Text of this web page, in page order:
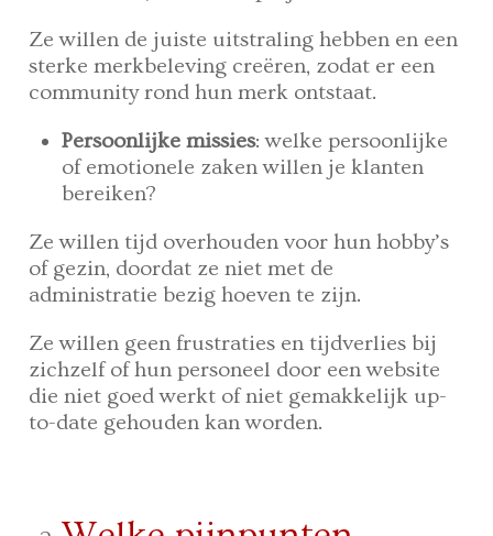
Ze willen de juiste uitstraling hebben en een
sterke merkbeleving creëren, zodat er een
community rond hun merk ontstaat.
Persoonlijke missies: welke persoonlijke
of emotionele zaken willen je klanten
bereiken?
Ze willen tijd overhouden voor hun hobby’s
of gezin, doordat ze niet met de
administratie bezig hoeven te zijn.
Ze willen geen frustraties en tijdverlies bij
zichzelf of hun personeel door een website
die niet goed werkt of niet gemakkelijk up-
to-date gehouden kan worden.